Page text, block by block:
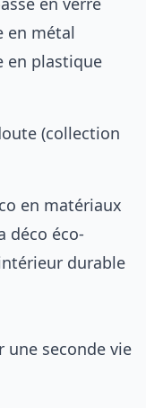
en métal
en plastique
(collection
en matériaux
déco éco-
durable
une seconde vie